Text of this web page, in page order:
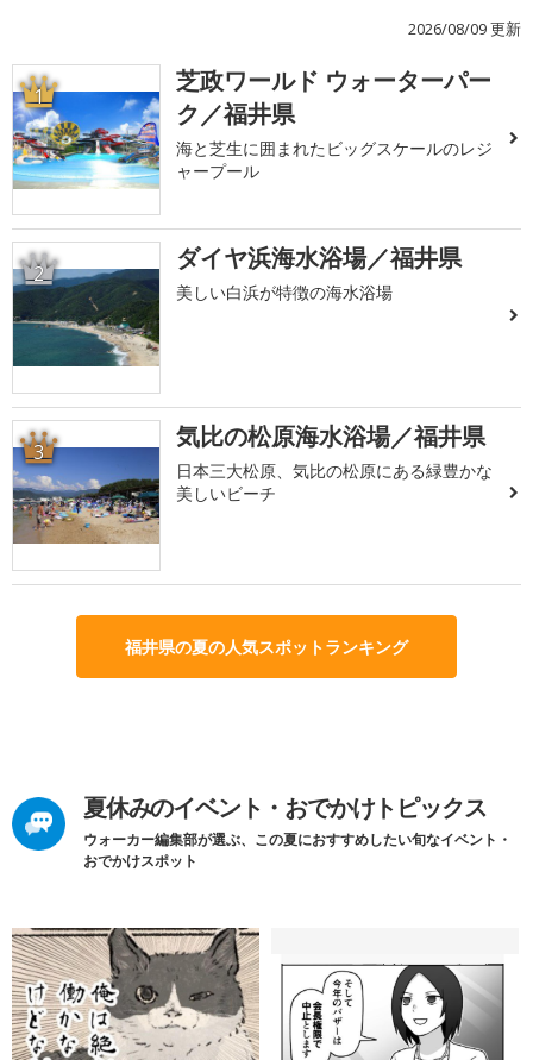
2026/08/09 更新
1
芝政ワールド ウォーターパー
ク／福井県
海と芝生に囲まれたビッグスケールのレジ
ャープール
2 ダイヤ浜海水浴場／福井県
美しい白浜が特徴の海水浴場
3 気比の松原海水浴場／福井県
日本三大松原、気比の松原にある緑豊かな
美しいビーチ
福井県の夏の人気スポットランキング
夏休みのイベント・おでかけトピックス
ウォーカー編集部が選ぶ、この夏におすすめしたい旬なイベント・
おでかけスポット